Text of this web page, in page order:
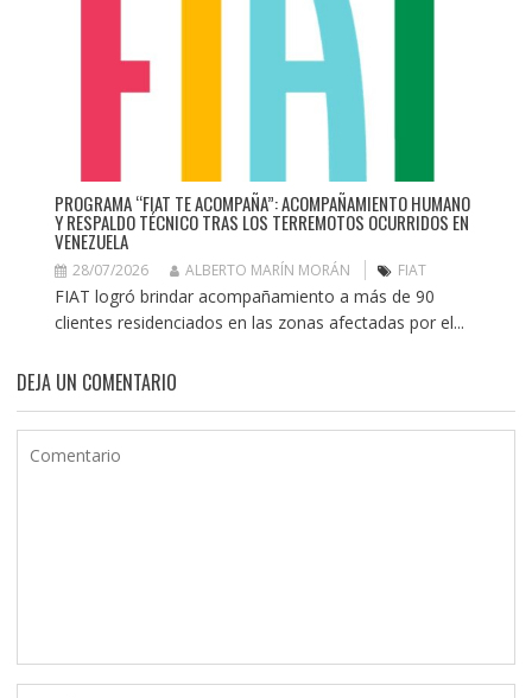
PROGRAMA “FIAT TE ACOMPAÑA”: ACOMPAÑAMIENTO HUMANO
Y RESPALDO TÉCNICO TRAS LOS TERREMOTOS OCURRIDOS EN
VENEZUELA
28/07/2026 ALBERTO MARÍN MORÁN FIAT
FIAT logró brindar acompañamiento a más de 90
clientes residenciados en las zonas afectadas por el...
DEJA UN COMENTARIO